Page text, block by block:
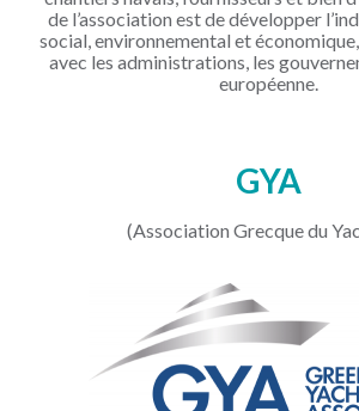
de l’association est de développer
social, environnemental et
avec les administrations, les
européenne.
GYA
(Association Grecque du